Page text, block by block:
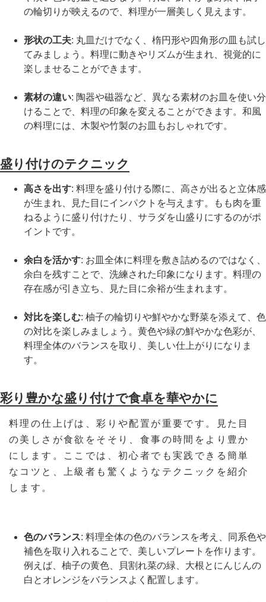
の輪切りが映えるので、料理が一層美しく見えます。
形状の工夫: 丸皿だけでなく、楕円形や四角形の皿も試し
てみましょう。料理に動きやリズムが生まれ、視覚的に
楽しませることができます。
素材の違い: 陶器や磁器など、異なる素材のお皿を使い分
けることで、料理の印象を変えることができます。和風
の料理には、木製や竹製のお皿もおしゃれです。
盛り付けのテクニック
高さを出す: 料理を盛り付ける際に、高さが出ると立体感
が生まれ、見た目にインパクトを与えます。もも肉を重
ねるように盛り付けたり、サラダを山盛りにするのがポ
イントです。
余白を活かす: お皿全体に料理を敷き詰めるのではなく、
余白を残すことで、洗練された印象になります。料理の
存在感が引き立ち、見た目に余裕が生まれます。
対比を楽しむ: 柚子の輪切りや鮮やかな野菜を添えて、色
の対比を楽しみましょう。黄色や緑の鮮やかな色彩が、
料理全体のバランスを取り、美しい仕上がりになりま
す。
彩り豊かな盛り付けで食卓を華やかに
料理の仕上げは、彩りや配置が重要です。見た目
の美しさが食欲をそそり、食事の時間をより豊か
にします。ここでは、初心者でも実践できる簡単
なコツと、上級者も驚くようなテクニックを紹介
します。
色のバランス: 料理全体の色のバランスを考え、同系色や
補色を取り入れることで、美しいプレートを作ります。
例えば、柚子の黄色、貝割れ菜の緑、大根とにんじんの
白とオレンジをバランスよく配置します。